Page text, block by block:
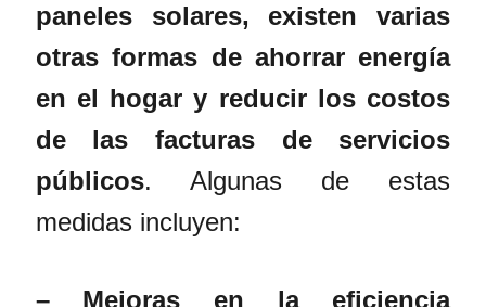
paneles solares, existen varias
otras formas de ahorrar energía
en el hogar y reducir los costos
de las facturas de servicios
públicos. Algunas de estas
medidas incluyen:
– Mejoras en la eficiencia